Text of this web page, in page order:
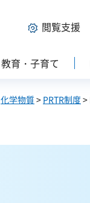
閲覧支援
教育・子育て
化学物質> PRTR制度>